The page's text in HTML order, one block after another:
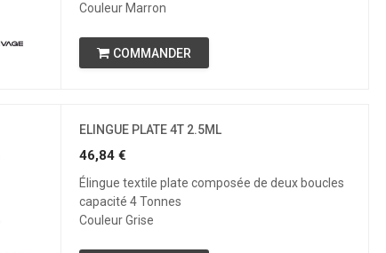
Couleur Marron
COMMANDER
ELINGUE PLATE 4T 2.5ML
46,84€
Élingue textile plate composée de deux boucles
capacité 4 Tonnes
Couleur Grise